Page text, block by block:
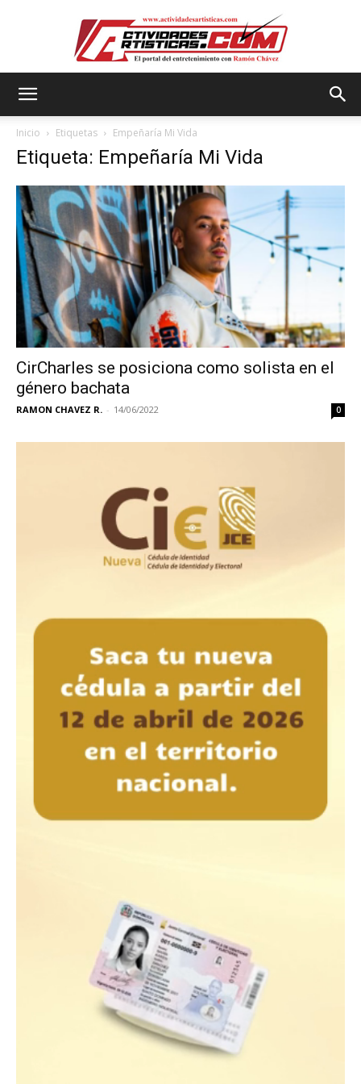
Inicio Etiquetas Empeñaría Mi Vida
Etiqueta: Empeñaría Mi Vida
CirCharles se posiciona como solista en el
género bachata
RAMON CHAVEZ R. - 14/06/2022 0